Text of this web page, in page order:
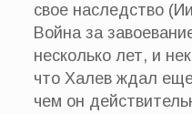
свое наследство
Война за
несколько лет, и
что Халев ждал
чем он